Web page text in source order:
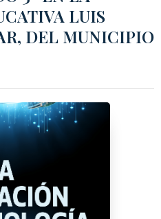
LUIS
DEL MUNICIPIO